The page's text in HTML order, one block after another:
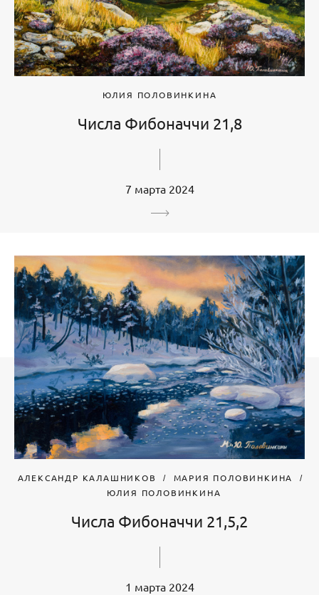
ЮЛИЯ ПОЛОВИНКИНА
Числа Фибоначчи 21,8
7 марта 2024
АЛЕКСАНДР КАЛАШНИКОВ
МАРИЯ ПОЛОВИНКИНА
ЮЛИЯ ПОЛОВИНКИНА
Числа Фибоначчи 21,5,2
1 марта 2024